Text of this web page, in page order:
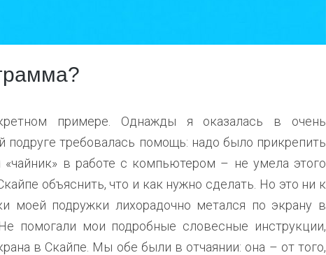
примере. Однажды я оказалась в очень
подруге требовалась помощь: надо было прикрепить
в работе с компьютером – не умела этого
объяснить, что и как нужно сделать. Но это ни к
моей подружки лихорадочно метался по экрану в
помогали мои подробные словесные инструкции,
в Скайпе. Мы обе были в отчаянии: она – от того,